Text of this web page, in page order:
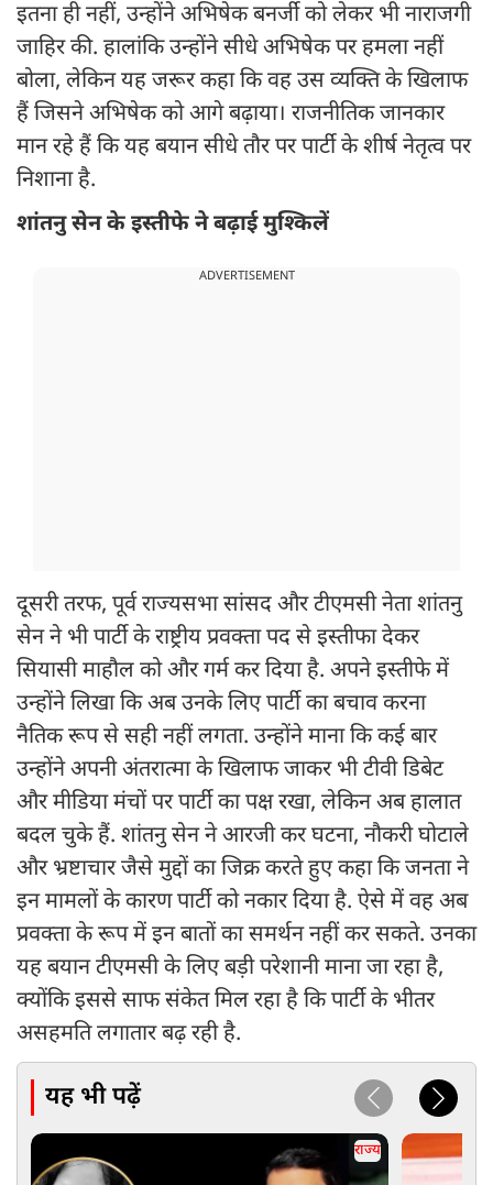
इतना ही नहीं, उन्होंने अभिषेक बनर्जी को लेकर भी नाराजगी
जाहिर की. हालांकि उन्होंने सीधे अभिषेक पर हमला नहीं
बोला, लेकिन यह जरूर कहा कि वह उस व्यक्ति के खिलाफ
हैं जिसने अभिषेक को आगे बढ़ाया। राजनीतिक जानकार
मान रहे हैं कि यह बयान सीधे तौर पर पार्टी के शीर्ष नेतृत्व पर
निशाना है.
शांतनु सेन के इस्तीफे ने बढ़ाई मुश्किलें
ADVERTISEMENT
दूसरी तरफ, पूर्व राज्यसभा सांसद और टीएमसी नेता शांतनु
सेन ने भी पार्टी के राष्ट्रीय प्रवक्ता पद से इस्तीफा देकर
सियासी माहौल को और गर्म कर दिया है. अपने इस्तीफे में
उन्होंने लिखा कि अब उनके लिए पार्टी का बचाव करना
नैतिक रूप से सही नहीं लगता. उन्होंने माना कि कई बार
उन्होंने अपनी अंतरात्मा के खिलाफ जाकर भी टीवी डिबेट
और मीडिया मंचों पर पार्टी का पक्ष रखा, लेकिन अब हालात
बदल चुके हैं. शांतनु सेन ने आरजी कर घटना, नौकरी घोटाले
और भ्रष्टाचार जैसे मुद्दों का जिक्र करते हुए कहा कि जनता ने
इन मामलों के कारण पार्टी को नकार दिया है. ऐसे में वह अब
प्रवक्ता के रूप में इन बातों का समर्थन नहीं कर सकते. उनका
यह बयान टीएमसी के लिए बड़ी परेशानी माना जा रहा है,
क्योंकि इससे साफ संकेत मिल रहा है कि पार्टी के भीतर
असहमति लगातार बढ़ रही है.
यह भी पढ़ें
राज्य